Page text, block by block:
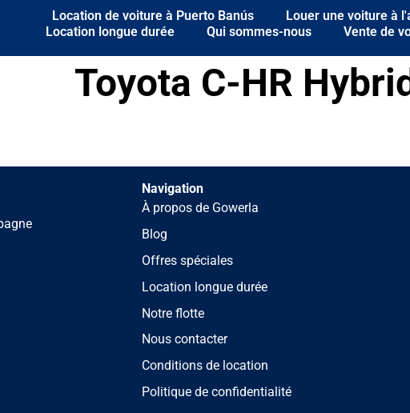
Location de voiture à Puerto Banús
Louer une voiture à
Location longue durée
Qui sommes-nous Vente de
Toyota C-HR
Navigation
À propos de Gowerla
Blog
Offres spéciales
Location longue durée
Notre flotte
Nous contacter
Conditions de location
Politique de confidentialité